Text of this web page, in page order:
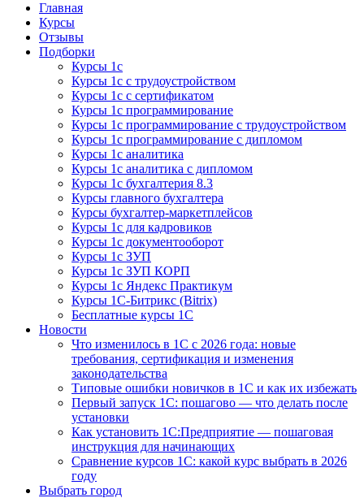
Курсы 1С
Курсы 1С официальная сертификация
Главная
Курсы
Отзывы
Подборки
Курсы 1с
Курсы 1с с трудоустройством
Курсы 1с с сертификатом
Курсы 1с программирование
Курсы 1с программирование с трудоустройством
Курсы 1с программирование с дипломом
Курсы 1с аналитика
Курсы 1с аналитика с дипломом
Курсы 1с бухгалтерия 8.3
Курсы главного бухгалтера
Курсы бухгалтер-маркетплейсов
Курсы 1с для кадровиков
Курсы 1с документооборот
Курсы 1с ЗУП
Курсы 1с ЗУП КОРП
Курсы 1с Яндекс Практикум
Курсы 1С-Битрикс (Bitrix)
Бесплатные курсы 1С
Новости
Что изменилось в 1С с 2026 года: новые
требования, сертификация и изменения
законодательства
Типовые ошибки новичков в 1С и как их избежать
Первый запуск 1С: пошагово — что делать после
установки
Как установить 1С:Предприятие — пошаговая
инструкция для начинающих
Сравнение курсов 1С: какой курс выбрать в 2026
году
Выбрать город